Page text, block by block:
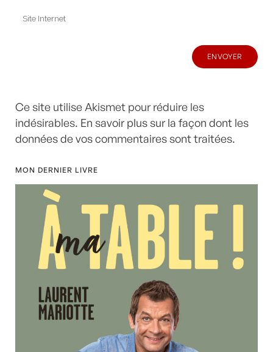
Ce site utilise Akismet pour réduire les
indésirables. En savoir plus sur la façon dont les
données de vos commentaires sont traitées.
MON DERNIER LIVRE